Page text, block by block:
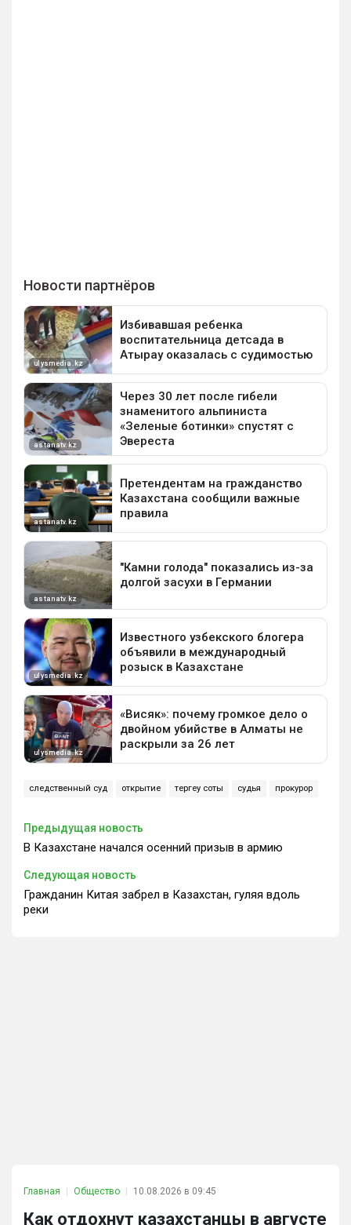
следственный суд открытие тергеу соты судья прокурор
Предыдущая новость
В Казахстане начался осенний призыв в армию
Следующая новость
Гражданин Китая забрел в Казахстан, гуляя вдоль
реки
Главная Общество 10.08.2026 в 09:45
Как отдохнут казахстанцы в августе